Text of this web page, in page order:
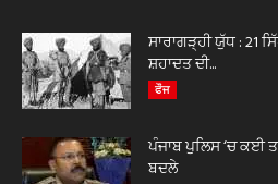
ਸਾਰਾਗੜ੍ਹੀ ਯੁੱਧ : 21
ਸ਼ਹਾਦਤ ਦੀ...
ਫੌਜ
ਪੰਜਾਬ ਪੁਲਿਸ ‘ਚ ਕਈ
ਬਦਲੇ